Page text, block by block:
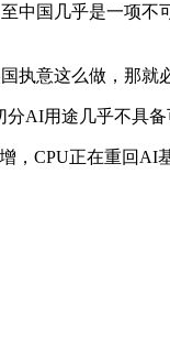
中国几乎是一项
执意这么做，那就
AI用途几乎不具备
CPU正在重回AI